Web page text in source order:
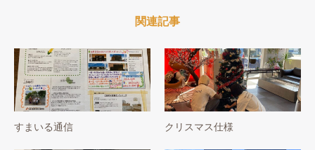
関連記事
すまいる通信 クリスマス仕様